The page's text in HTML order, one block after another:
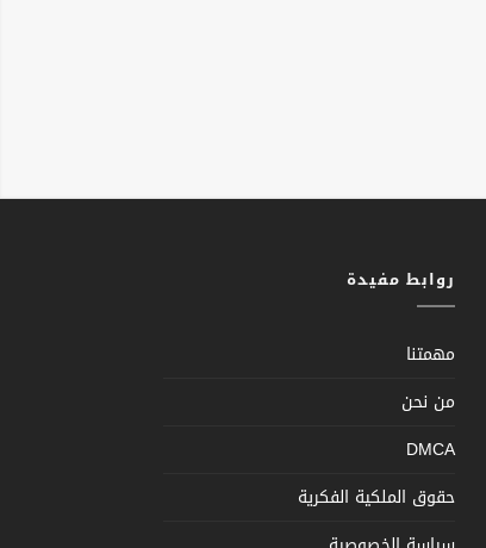
روابط مفيدة
مهمتنا
من نحن
DMCA
حقوق الملكية الفكرية